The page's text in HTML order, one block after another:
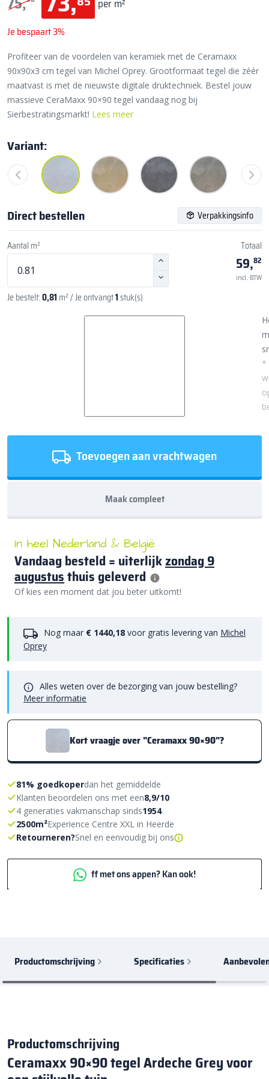
per m²
Je bespaart 3%
Profiteer van de voordelen van keramiek met de Ceramaxx
90x90x3 cm tegel van Michel Oprey. Grootformaat tegel die zéér
maatvast is met de nieuwste digitale druktechniek. Bestel jouw
massieve CeraMaxx 90×90 tegel vandaag nog bij
Sierbestratingsmarkt! Lees meer
Variant:
Direct bestellen Verpakkingsinfo
Aantal m²
Je bestelt:0,81 m²/ Je ontvangt1stuk(s)
Totaal
59,82
incl. BTW
*
Toevoegen aan vrachtwagen
Maak compleet
In heel Nederland & België
Vandaag besteld = uiterlijkzondag 9
augustusthuis geleverd
Of kies een moment dat jou beter uitkomt!
Nog maar € 1440,18 voor gratis levering van Michel
Oprey
Alles weten over de bezorging van jouw bestelling?
Meer informatie
Kort vraagje over "Ceramaxx 90×90"?
81% goedkoperdan het gemiddelde
Klanten beoordelen ons met een8,9/10
4 generaties vakmanschap sinds1954
2500m²Experience Centre XXL in Heerde
Retourneren?Snel en eenvoudig bij ons
ff met ons appen? Kan ook!
Productomschrijving Specificaties
Productomschrijving
Ceramaxx 90×90 tegel Ardeche Grey voor